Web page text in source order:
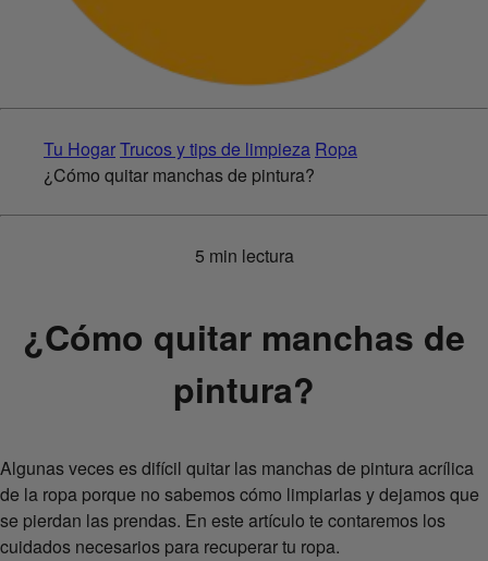
Tu HogarTrucos y tips de limpieza Ropa
¿Cómo quitar manchas de pintura?
5 min lectura
¿Cómo quitar manchas de
pintura?
Algunas veces es difícil quitar las manchas de pintura acrílica
de la ropa porque no sabemos cómo limpiarlas y dejamos que
se pierdan las prendas. En este artículo te contaremos los
cuidados necesarios para recuperar tu ropa.